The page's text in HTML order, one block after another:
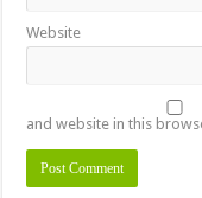
Website
and website in this